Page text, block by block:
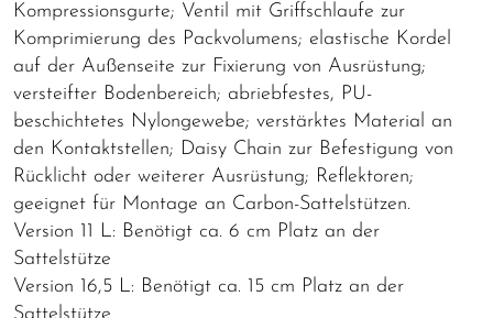
Kompressionsgurte; Ventil mit Griffschlaufe zur
Komprimierung des Packvolumens; elastische Kordel
auf der Außenseite zur Fixierung von Ausrüstung;
versteifter Bodenbereich; abriebfestes, PU-
beschichtetes Nylongewebe; verstärktes Material an
den Kontaktstellen; Daisy Chain zur Befestigung von
Rücklicht oder weiterer Ausrüstung; Reflektoren;
geeignet für Montage an Carbon-Sattelstützen.
Version 11 L: Benötigt ca. 6 cm Platz an der
Sattelstütze
Version 16,5 L: Benötigt ca. 15 cm Platz an der